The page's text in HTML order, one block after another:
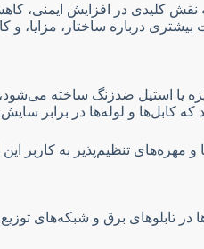
کلیدی در افزایش ایمنی،
درباره ساختار، مزایا، و
یا استیل ضدزنگ ساخته
که کابل‌ها و لوله‌ها در
تنظیم‌پذیر به کاربر
تابلوهای برق و شبکه‌های